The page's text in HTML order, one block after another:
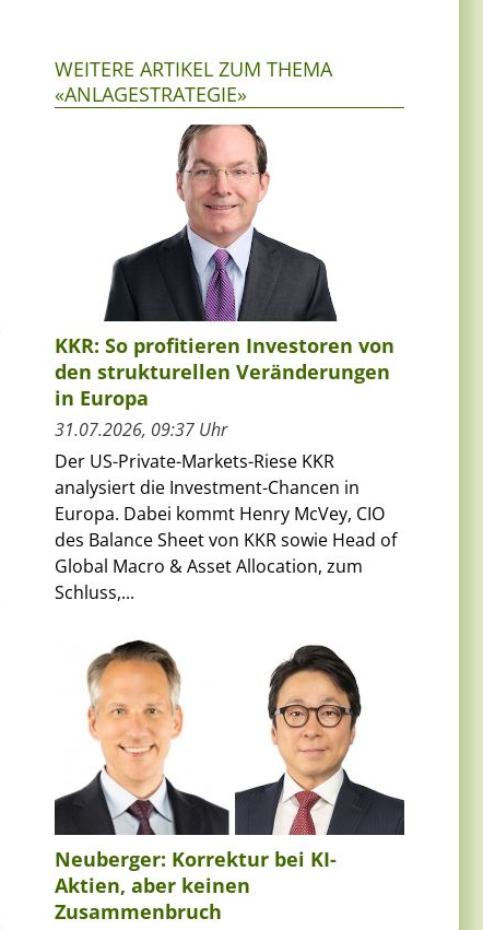
WEITERE ARTIKEL ZUM THEMA
«ANLAGESTRATEGIE»
KKR: So profitieren Investoren von
den strukturellen Veränderungen
in Europa
31.07.2026, 09:37 Uhr
Der US-Private-Markets-Riese KKR
analysiert die Investment-Chancen in
Europa. Dabei kommt Henry McVey, CIO
des Balance Sheet von KKR sowie Head of
Global Macro & Asset Allocation, zum
Schluss,...
Neuberger: Korrektur bei KI-
Aktien, aber keinen
Zusammenbruch